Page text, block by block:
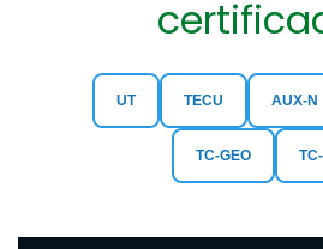
UT TECU AUX-N
TC-GEO